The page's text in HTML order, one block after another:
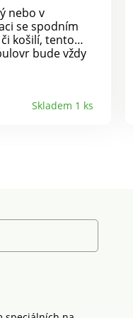
nebo v
se spodním
košilí, tento
bude vždy
Stojáček na
rukávy,
a originální
Skladem 1 ks